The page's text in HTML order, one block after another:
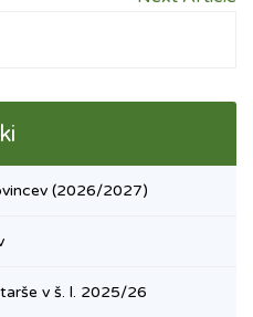
(2026/2027)
v š. l. 2025/26